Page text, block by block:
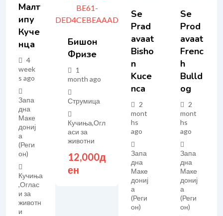
Малт
Ипу
Куче
Нца
4
week
s ago
Запа
дна
Маке
дониј
а
(Реги
он)
Кучиња
,Оглас
и за
животн
и
Бишон
Фризе
1
month ago
Струмица
Кучиња,Огл
аси за
животни
12,000д
ен
Se
Prad
Avaat
Bisho
N
Kuce
Nca
2
mont
hs
ago
Запа
дна
Маке
дониј
а
(Реги
он)
Se
Prod
Avaat
Frenc
H
Bulld
Og
2
mont
hs
ago
Запа
дна
Маке
дониј
а
(Реги
он)